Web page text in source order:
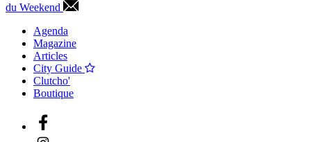
du Weekend
Agenda
Magazine
Articles
City Guide
Clutcho'
Boutique